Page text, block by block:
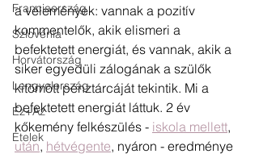
Franciaország
Szlovénia
Horvátország
Lengyelország
Ez+Az
Ételek
a vélemények: vannak a pozitív
kommentelők, akik elismeri a
befektetett energiát, és vannak, akik a
siker egyedüli zálogának a szülők
kitömött pénztárcáját tekintik. Mi a
befektetett energiát láttuk. 2 év
kőkemény felkészülés - iskola mellett,
után, hétvégente, nyáron - eredménye